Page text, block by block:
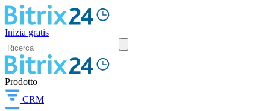
Inizia gratis
Prodotto
CRM